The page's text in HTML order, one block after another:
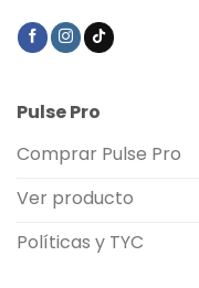
Pulse Pro
Comprar Pulse Pro
Ver producto
Políticas y TYC